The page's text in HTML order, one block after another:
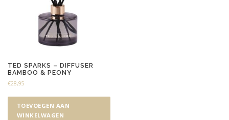
TED SPARKS – DIFFUSER
BAMBOO & PEONY
€28,95
TOEVOEGEN AAN
WINKELWAGEN